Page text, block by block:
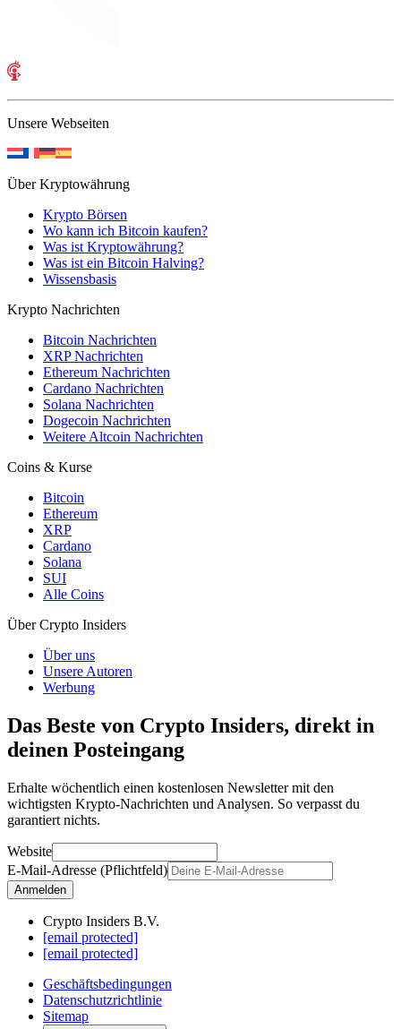
Unsere Webseiten
Über Kryptowährung
Krypto Börsen
Wo kann ich Bitcoin kaufen?
Was ist Kryptowährung?
Was ist ein Bitcoin Halving?
Wissensbasis
Krypto Nachrichten
Bitcoin Nachrichten
XRP Nachrichten
Ethereum Nachrichten
Cardano Nachrichten
Solana Nachrichten
Dogecoin Nachrichten
Weitere Altcoin Nachrichten
Coins & Kurse
Bitcoin
Ethereum
XRP
Cardano
Solana
SUI
Alle Coins
Über Crypto Insiders
Über uns
Unsere Autoren
Werbung
Das Beste von Crypto Insiders, direkt in
deinen Posteingang
Erhalte wöchentlich einen kostenlosen Newsletter mit den
wichtigsten Krypto-Nachrichten und Analysen. So verpasst du
garantiert nichts.
Website
E-Mail-Adresse (Pflichtfeld)
Anmelden
Crypto Insiders B.V.
[email protected]
[email protected]
Geschäftsbedingungen
Datenschutzrichtlinie
Sitemap